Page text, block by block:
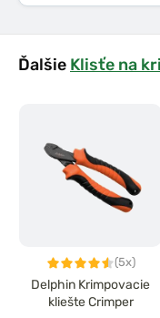
Ďalšie Klisťe na
(5x)
Delphin Krimpovacie
kliešte Crimper